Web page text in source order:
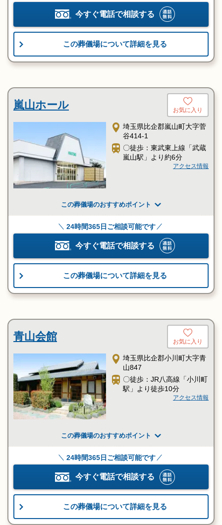
今すぐ電話で相談する
この葬儀場について詳細を見る
嵐山ホール お気に入り
埼玉県比企郡嵐山町大字菅
谷414-1
〇徒歩：東武東上線「武蔵
嵐山駅」より約6分
アクセス情報
この葬儀場のおすすめポイント
24時間365日ご相談可能です
今すぐ電話で相談する
この葬儀場について詳細を見る
青山会館 お気に入り
埼玉県比企郡小川町大字青
山847
〇徒歩：JR八高線「小川町
駅」より徒歩10分
アクセス情報
この葬儀場のおすすめポイント
24時間365日ご相談可能です
今すぐ電話で相談する
この葬儀場について詳細を見る